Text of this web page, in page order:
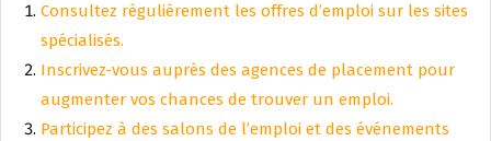
Consultez régulièrement les offres d’emploi sur les sites
spécialisés.
Inscrivez-vous auprès des agences de placement pour
augmenter vos chances de trouver un emploi.
Participez à des salons de l’emploi et des événements